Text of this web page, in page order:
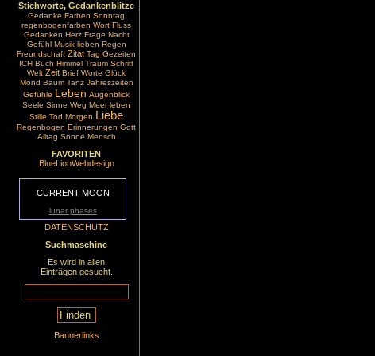
Stichworte, Gedankenblitze
Gedanke Farben Sonntag
regenbogenfarben Wort Fluss
Gedanken Herz Frage Nacht
Gefühl Musik lieben Regen
Freundschaft Zitat Tag Gezeiten
ICH Buch Himmel Traum Schritt
Welt Zeit Brief Worte Glück
Mond Baum Tanz Jahreszeiten
Gefühle Leben Augenblick
Seele Sinne Weg Meer leben
Stille Tod Morgen Liebe
Regenbogen Erinnerungen Gott
Alltag Sonne Mensch
FAVORITEN
BlueLionWebdesign
CURRENT MOON
lunar phases
DATENSCHUTZ
Suchmaschine
Es wird in allen
Einträgen gesucht.
Bannerlinks